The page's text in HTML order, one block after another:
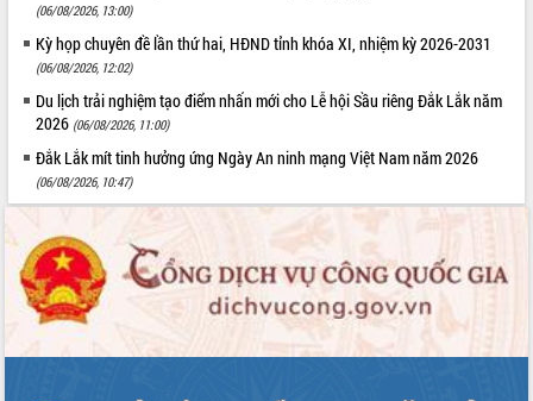
(06/08/2026, 13:00)
Kỳ họp chuyên đề lần thứ hai, HĐND tỉnh khóa XI, nhiệm kỳ 2026-2031
(06/08/2026, 12:02)
Du lịch trải nghiệm tạo điểm nhấn mới cho Lễ hội Sầu riêng Đắk Lắk năm
2026 (06/08/2026, 11:00)
Đắk Lắk mít tinh hưởng ứng Ngày An ninh mạng Việt Nam năm 2026
(06/08/2026, 10:47)